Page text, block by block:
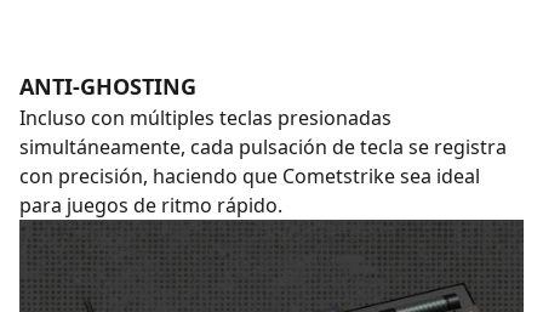
ANTI-GHOSTING
Incluso con múltiples teclas presionadas
simultáneamente, cada pulsación de tecla se registra
con precisión, haciendo que Cometstrike sea ideal
para juegos de ritmo rápido.